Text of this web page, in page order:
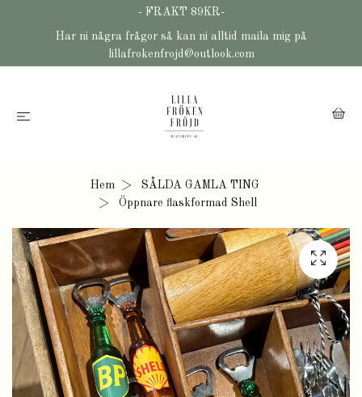
- FRAKT 89KR-
Har ni några frågor så kan ni alltid maila mig på
lillafrokenfrojd@outlook.com
Hem
SÅLDA GAMLA TING
Öppnare flaskformad Shell